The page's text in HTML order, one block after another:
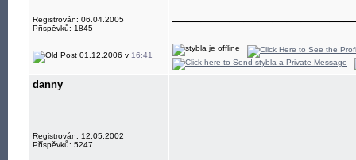
Registrován: 06.04.2005
Příspěvků: 1845
01.12.2006 v 16:41
danny
Registrován: 12.05.2002
Příspěvků: 5247